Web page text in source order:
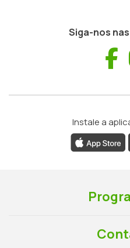
Siga-nos
Instale a